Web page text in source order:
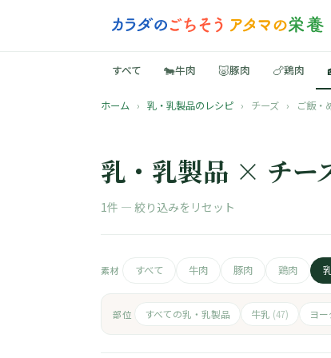
すべて 🐄牛肉 🐷豚肉 🍗鶏肉
ホーム › 乳・乳製品のレシピ › チーズ › ご飯・
乳・乳製品 × チー
1件 — 絞り込みをリセット
素材 すべて 牛肉 豚肉 鶏肉
部位 すべての乳・乳製品 牛乳 (47) ヨ